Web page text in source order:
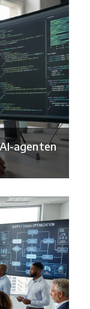
agenten